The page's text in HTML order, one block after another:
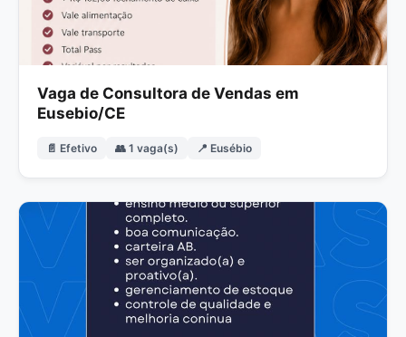
Vaga de Consultora de Vendas em
Eusebio/CE
📄 Efetivo 👥 1 vaga(s) 📍 Eusébio